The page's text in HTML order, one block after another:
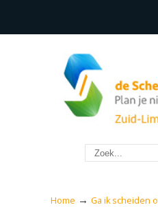
Home → Ga ik scheiden